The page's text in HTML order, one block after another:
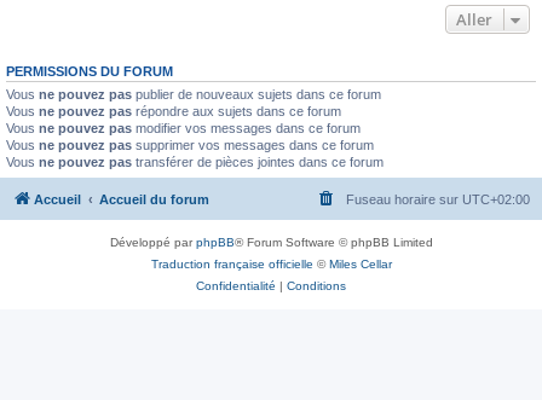
Aller
PERMISSIONS DU FORUM
Vous ne pouvez pas publier de nouveaux sujets dans ce forum
Vous ne pouvez pas répondre aux sujets dans ce forum
Vous ne pouvez pas modifier vos messages dans ce forum
Vous ne pouvez pas supprimer vos messages dans ce forum
Vous ne pouvez pas transférer de pièces jointes dans ce forum
Accueil Accueil du forum Fuseau horaire sur UTC+02:00
Développé parphpBB® Forum Software © phpBB Limited
Traduction française officielle ©Miles Cellar
Confidentialité | Conditions